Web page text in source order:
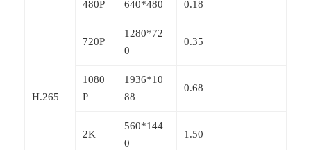
H.265
480P 640*480 0.18
720P
1280*72
0
0.35
1080
P
1936*10
88
0.68
2K
560*144
0
1.50